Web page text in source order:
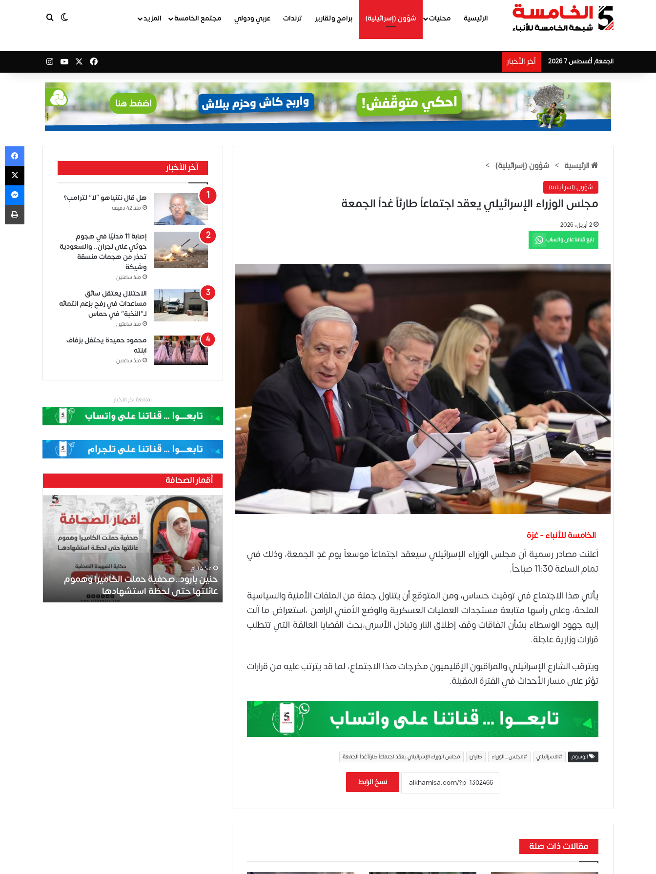
الرئيسية محليات شؤون (إسرائيلية) برامج وتقارير ترندات عربي ودولي مجتمع الخامسة المزيد الوضع المظلم
بحث عن
الجمعة, أغسطس 7 2026 آخر الأخبار فيسبوك‫YouTube
انستقرام
الرئيسية > شؤون (إسرائيلية) >
شؤون (إسرائيلية)
مجلس الوزراء الإسرائيلي يعقد اجتماعاً طارئاً غداً الجمعة
2 أبريل، 2026
تابع قناتنا على واتساب
الخامسة للأنباء - غزة
أعلنت مصادر رسمية أن مجلس الوزراء الإسرائيلي سيعقد اجتماعاً موسعاً يوم غدٍ الجمعة، وذلك في
تمام الساعة 11:30 صباحاً.
يأتي هذا الاجتماع في توقيت حساس، ومن المتوقع أن يتناول جملة من الملفات الأمنية والسياسية
الملحة، وعلى رأسها متابعة مستجدات العمليات العسكرية والوضع الأمني الراهن ،استعراض ما آلت
إليه جهود الوسطاء بشأن اتفاقات وقف إطلاق النار وتبادل الأسرى،بحث القضايا العالقة التي تتطلب
قرارات وزارية عاجلة.
ويترقب الشارع الإسرائيلي والمراقبون الإقليميون مخرجات هذا الاجتماع، لما قد يترتب عليه من قرارات
تؤثر على مسار الأحداث في الفترة المقبلة.
الوسوم #الاسرائيلي #مجلس_الوزراء طارئ مجلس الوزراء الإسرائيلي يعقد اجتماعاً طارئاً غداً الجمعة
نسخ الرابط
مقالات ذات صلة
آخر الأخبار
هل قال نتنياهو “لا” لترامب؟
منذ 42 دقيقة
إصابة 11 مدنيًا في هجوم
حوثي على نجران.. والسعودية
تحذر من هجمات منسقة
وشيكة
منذ ساعتين
الاحتلال يعتقل سائق
مساعدات في رفح بزعم انتمائه
لـ”النخبة” في حماس
منذ ساعتين
محمود حميدة يحتفل بزفاف
ابنته
منذ ساعتين
لمتابعة اخر الاخبار
أقمار الصحافة
حنين
بارود..صحفية
حملت
الكاميرا
وهموم
عائلتها
لحظة
استشهادها
منذ 4 أيام
حنين بارود..صحفية حملت الكاميرا وهموم
عائلتها حتى لحظة استشهادها
‫X